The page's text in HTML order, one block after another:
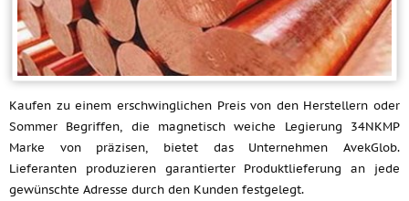
Kaufen zu einem erschwinglichen Preis von den Herstellern oder
Sommer Begriffen, die magnetisch weiche Legierung 34NKMP
Marke von präzisen, bietet das Unternehmen AvekGlob.
Lieferanten produzieren garantierter Produktlieferung an jede
gewünschte Adresse durch den Kunden festgelegt.